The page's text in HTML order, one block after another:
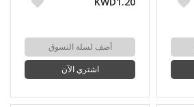
أضف لسلة التسوق
اشتري الآن